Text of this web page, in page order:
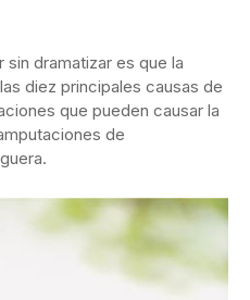
dramatizar es que la
diez principales causas de
que pueden causar la
de